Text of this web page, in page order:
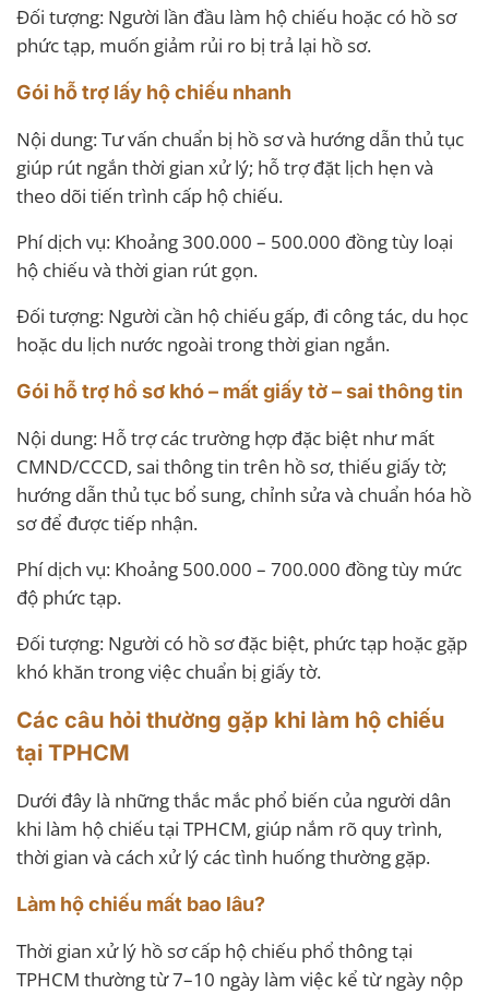
Đối tượng: Người lần đầu làm hộ chiếu hoặc có hồ sơ
phức tạp, muốn giảm rủi ro bị trả lại hồ sơ.
Gói hỗ trợ lấy hộ chiếu nhanh
Nội dung: Tư vấn chuẩn bị hồ sơ và hướng dẫn thủ tục
giúp rút ngắn thời gian xử lý; hỗ trợ đặt lịch hẹn và
theo dõi tiến trình cấp hộ chiếu.
Phí dịch vụ: Khoảng 300.000 – 500.000 đồng tùy loại
hộ chiếu và thời gian rút gọn.
Đối tượng: Người cần hộ chiếu gấp, đi công tác, du học
hoặc du lịch nước ngoài trong thời gian ngắn.
Gói hỗ trợ hồ sơ khó – mất giấy tờ – sai thông tin
Nội dung: Hỗ trợ các trường hợp đặc biệt như mất
CMND/CCCD, sai thông tin trên hồ sơ, thiếu giấy tờ;
hướng dẫn thủ tục bổ sung, chỉnh sửa và chuẩn hóa hồ
sơ để được tiếp nhận.
Phí dịch vụ: Khoảng 500.000 – 700.000 đồng tùy mức
độ phức tạp.
Đối tượng: Người có hồ sơ đặc biệt, phức tạp hoặc gặp
khó khăn trong việc chuẩn bị giấy tờ.
Các câu hỏi thường gặp khi làm hộ chiếu
tại TPHCM
Dưới đây là những thắc mắc phổ biến của người dân
khi làm hộ chiếu tại TPHCM, giúp nắm rõ quy trình,
thời gian và cách xử lý các tình huống thường gặp.
Làm hộ chiếu mất bao lâu?
Thời gian xử lý hồ sơ cấp hộ chiếu phổ thông tại
TPHCM thường từ 7–10 ngày làm việc kể từ ngày nộp